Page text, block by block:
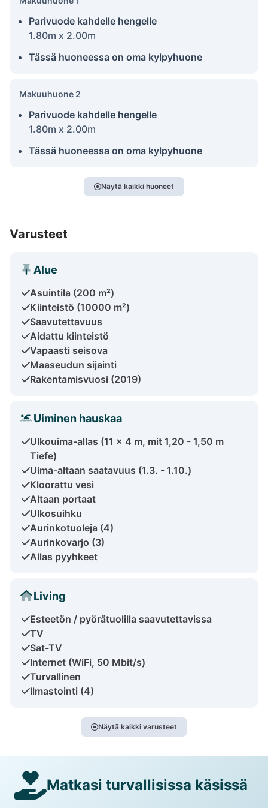
Parivuode kahdelle hengelle
1.80m x 2.00m
Tässä huoneessa on oma kylpyhuone
Makuuhuone 2
Parivuode kahdelle hengelle
1.80m x 2.00m
Tässä huoneessa on oma kylpyhuone
Näytä kaikki huoneet
Varusteet
Alue
Asuintila (200 m²)
Kiinteistö (10000 m²)
Saavutettavuus
Aidattu kiinteistö
Vapaasti seisova
Maaseudun sijainti
Rakentamisvuosi (2019)
Uiminen hauskaa
Ulkouima-allas (11 x 4 m, mit 1,20 - 1,50 m
Tiefe)
Uima-altaan saatavuus (1.3. - 1.10.)
Kloorattu vesi
Altaan portaat
Ulkosuihku
Aurinkotuoleja (4)
Aurinkovarjo (3)
Allas pyyhkeet
Living
Esteetön / pyörätuolilla saavutettavissa
TV
Sat-TV
Internet (WiFi, 50 Mbit/s)
Turvallinen
Ilmastointi (4)
Näytä kaikki varusteet
Matkasi turvallisissa käsissä